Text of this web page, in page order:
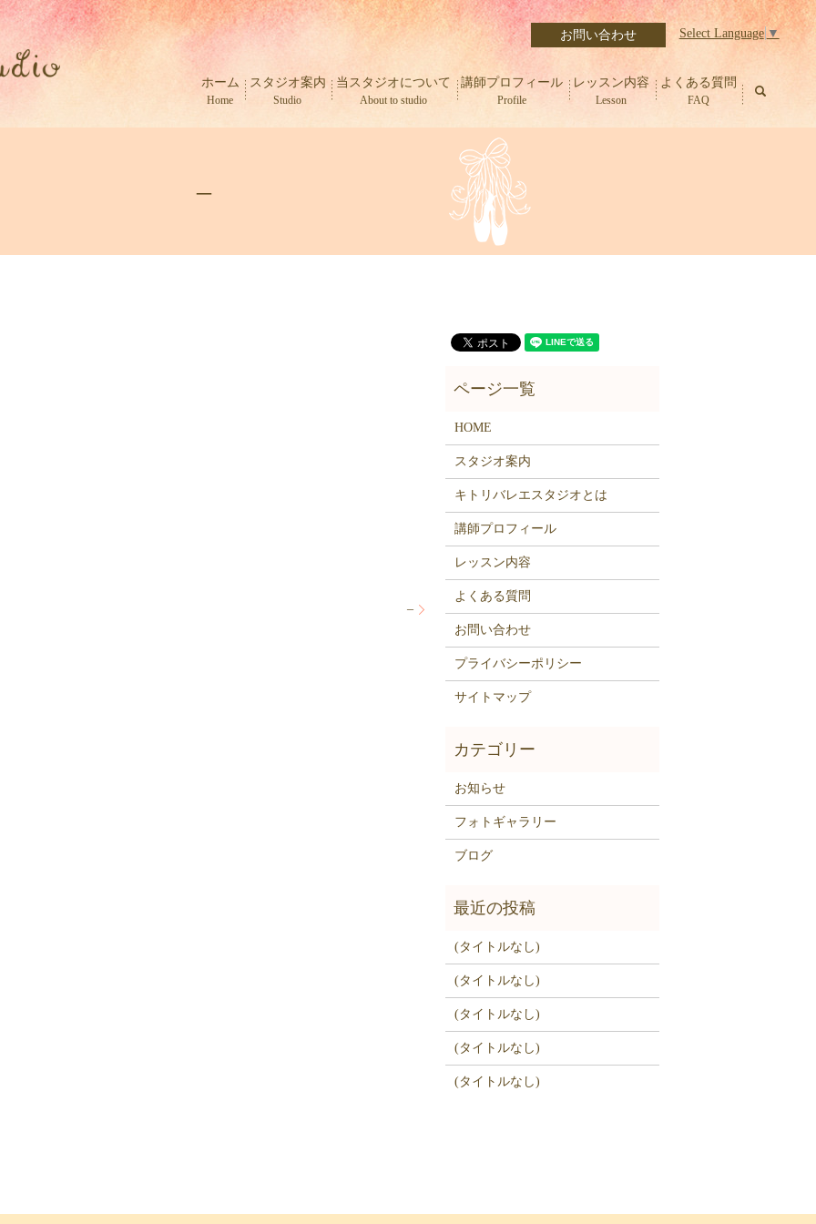
Select Language ▼
お問い合わせ
ホーム
Home
スタジオ案内
Studio
当スタジオについて
About to studio
講師プロフィール
Profile
レッスン内容
Lesson
よくある質問
FAQ
–
–
HOME
スタジオ案内
キトリバレエスタジオとは
講師プロフィール
レッスン内容
よくある質問
お問い合わせ
プライバシーポリシー
サイトマップ
お知らせ
フォトギャラリー
ブログ
(タイトルなし)
(タイトルなし)
(タイトルなし)
(タイトルなし)
(タイトルなし)